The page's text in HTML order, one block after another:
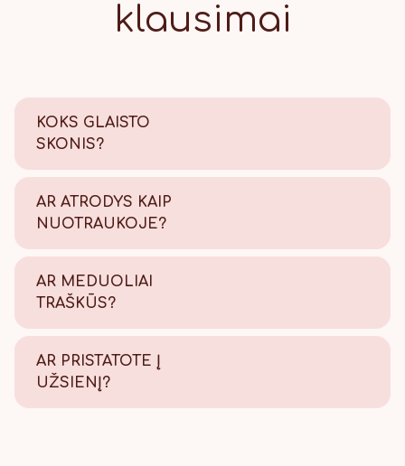
klausimai
KOKS GLAISTO
SKONIS?
Saldus su šiek tiek citrinos
AR ATRODYS KAIP
NUOTRAUKOJE?
Tikrai taip! Viską atliekame
užtikriname kokybę.
AR MEDUOLIAI
TRAŠKŪS?
Tikrai traškūs - nes švieži!
AR PRISTATOTE Į
UŽSIENĮ?
Taip, pristatome, Lietuvos